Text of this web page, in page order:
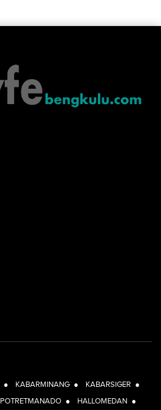
● KABARMINANG ● KABARSIGER ●
POTRETMANADO ● HALLOMEDAN ●